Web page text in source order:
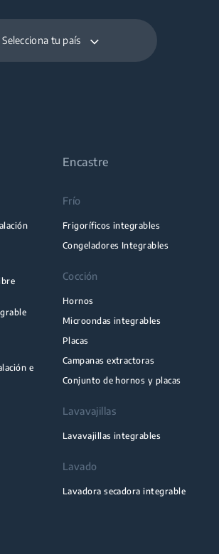
Selecciona tu país
e
Encastre
Frío
Frigoríficos integrables
Congeladores Integrables
Cocción
Hornos
Microondas integrables
Placas
Campanas extractoras
Conjunto de hornos y placas
Lavavajillas
Lavavajillas integrables
Lavado
Lavadora secadora integrable